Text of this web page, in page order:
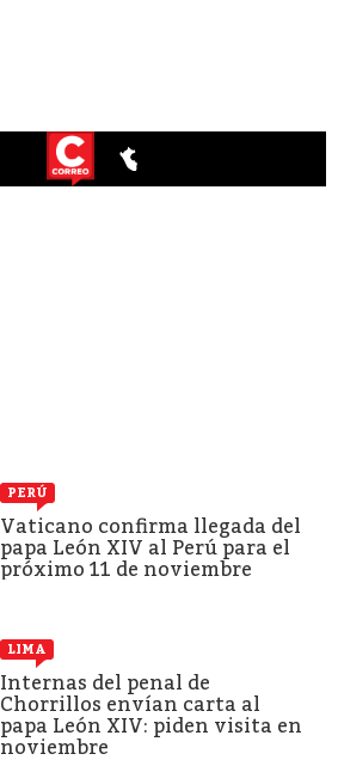
PERÚ
Vaticano confirma llegada del
papa León XIV al Perú para el
próximo 11 de noviembre
LIMA
Internas del penal de
Chorrillos envían carta al
papa León XIV: piden visita en
noviembre